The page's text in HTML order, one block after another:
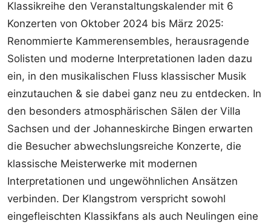
Klassikreihe den Veranstaltungskalender mit 6
Konzerten von Oktober 2024 bis März 2025:
Renommierte Kammerensembles, herausragende
Solisten und moderne Interpretationen laden dazu
ein, in den musikalischen Fluss klassischer Musik
einzutauchen & sie dabei ganz neu zu entdecken. In
den besonders atmosphärischen Sälen der Villa
Sachsen und der Johanneskirche Bingen erwarten
die Besucher abwechslungsreiche Konzerte, die
klassische Meisterwerke mit modernen
Interpretationen und ungewöhnlichen Ansätzen
verbinden. Der Klangstrom verspricht sowohl
eingefleischten Klassikfans als auch Neulingen eine